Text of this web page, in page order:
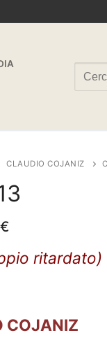
CLAUDIO COJANIZ
€
attuale
è:
ritardato)
COJANIZ